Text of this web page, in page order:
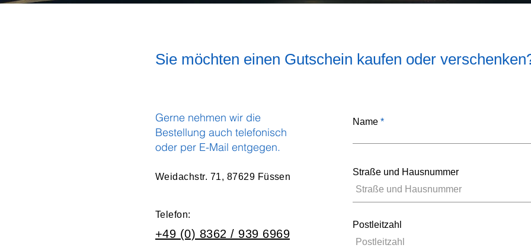
Sie möchten einen Gutschein kaufen oder
Gerne nehmen wir die
Bestellung auch telefonisch
oder per E-Mail entgegen.
Weidachstr. 71, 87629 Füssen
Telefon:
+49 (0) 8362 / 939 6969
Name
Straße und Hausnummer
Postleitzahl